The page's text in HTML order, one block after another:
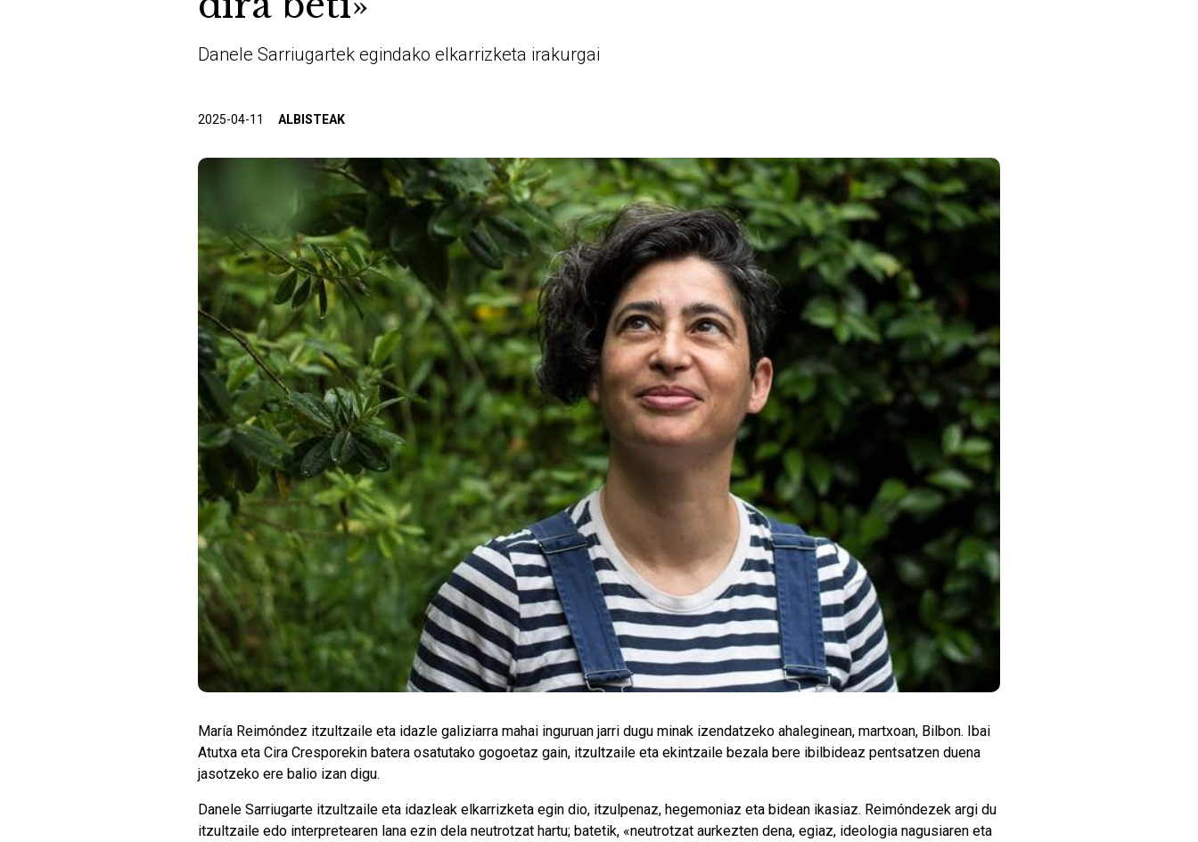
Danele Sarriugartek egindako elkarrizketa irakurgai
2025-04-11 ALBISTEAK
María Reimóndez itzultzaile eta idazle galiziarra mahai inguruan jarri dugu minak izendatzeko ahaleginean, martxoan, Bilbon. Ibai
Atutxa eta Cira Cresporekin batera osatutako gogoetaz gain, itzultzaile eta ekintzaile bezala bere ibilbideaz pentsatzen duena
jasotzeko ere balio izan digu.
Danele Sarriugarte itzultzaile eta idazleak elkarrizketa egin dio, itzulpenaz, hegemoniaz eta bidean ikasiaz. Reimóndezek argi du
itzultzaile edo interpretearen lana ezin dela neutrotzat hartu; batetik, «neutrotzat aurkezten dena, egiaz, ideologia nagusiaren eta